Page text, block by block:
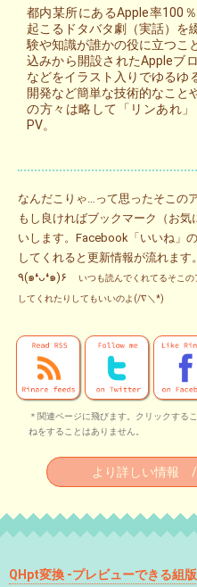
都内某所にあるApple率100
起こるドタバタ劇（実話）を
験や知識が誰かの役に立つこ
込みから開設されたAppleブ
などをイラスト入りでゆるゆ
開発など簡単な技術的なこと
の方々は略して「リンあれ
PV。
なんだこりゃ…って思ったそこ
もし良ければブックマーク（お
いします。Facebook「いいね」
してくれると更新情報が流れま
٩(๑❛ᴗ❛๑)۶
いつも読んでくれてるそこ
してくれたりしてもいいのよ(/∇＼*)
＊関連ページに飛びます。クリックする
ねをすることはありません。
より詳しい情報 /
QHpt変換 -プレビューできる組